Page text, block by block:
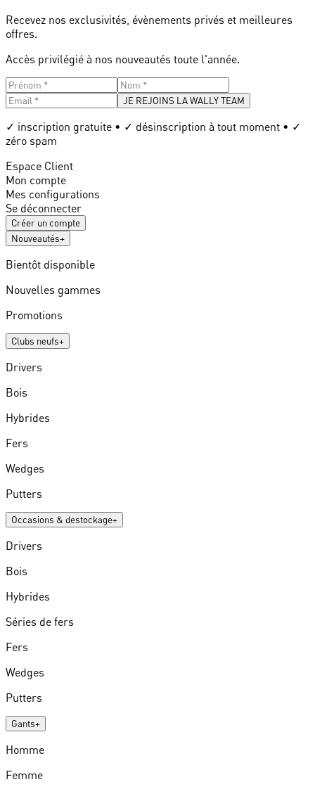
Recevez nos exclusivités, évènements privés et meilleures
offres.
Accès privilégié à nos nouveautés toute l'année.
JE REJOINS LA WALLY TEAM
✓ inscription gratuite • ✓ désinscription à tout moment • ✓
zéro spam
Espace Client
Mon compte
Mes configurations
Se déconnecter
Créer un compte
Nouveautés+
Bientôt disponible
Nouvelles gammes
Promotions
Clubs neufs+
Drivers
Bois
Hybrides
Fers
Wedges
Putters
Occasions & destockage+
Drivers
Bois
Hybrides
Séries de fers
Fers
Wedges
Putters
Gants+
Homme
Femme